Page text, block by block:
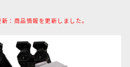
：商品情報を更新しました。